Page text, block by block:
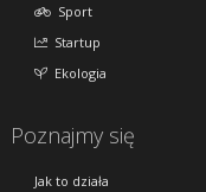
Sport
Startup
Ekologia
Poznajmy się
Jak to działa